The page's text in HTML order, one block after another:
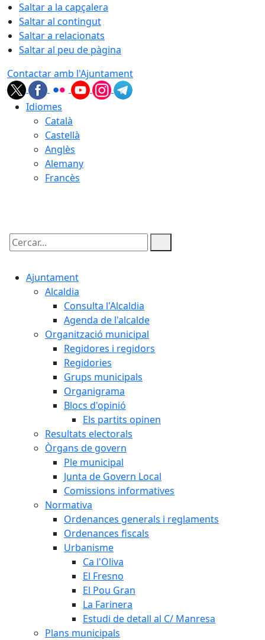
Saltar a la capçalera
Saltar al contingut
Saltar a relacionats
Saltar al peu de pàgina
Contactar amb l'Ajuntament
Idiomes
Català
Castellà
Anglès
Alemany
Francès
Cercar:
Ajuntament
Alcaldia
Consulta l'Alcaldia
Agenda de l'alcalde
Organització municipal
Regidores i regidors
Regidories
Grups municipals
Organigrama
Blocs d'opinió
Els partits opinen
Resultats electorals
Òrgans de govern
Ple municipal
Junta de Govern Local
Comissions informatives
Normativa
Ordenances generals i reglaments
Ordenances fiscals
Urbanisme
Ca l'Oliva
El Fresno
El Pou Gran
La Farinera
Estudi de detall al C/ Manresa
Plans municipals